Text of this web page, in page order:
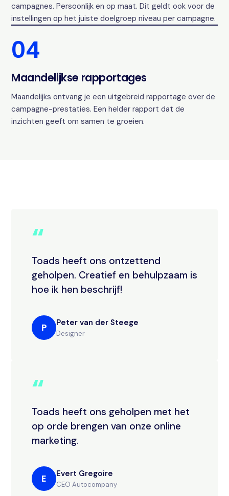
campagnes. Persoonlijk en op maat. Dit geldt ook voor de
instellingen op het juiste doelgroep niveau per campagne.
04
Maandelijkse rapportages
Maandelijks ontvang je een uitgebreid rapportage over de
campagne-prestaties. Een helder rapport dat de
inzichten geeft om samen te groeien.
“
Toads heeft ons ontzettend
geholpen. Creatief en behulpzaam is
hoe ik hen beschrijf!
P Peter van der Steege
Designer
“
Toads heeft ons geholpen met het
op orde brengen van onze online
marketing.
E Evert Gregoire
CEO Autocompany